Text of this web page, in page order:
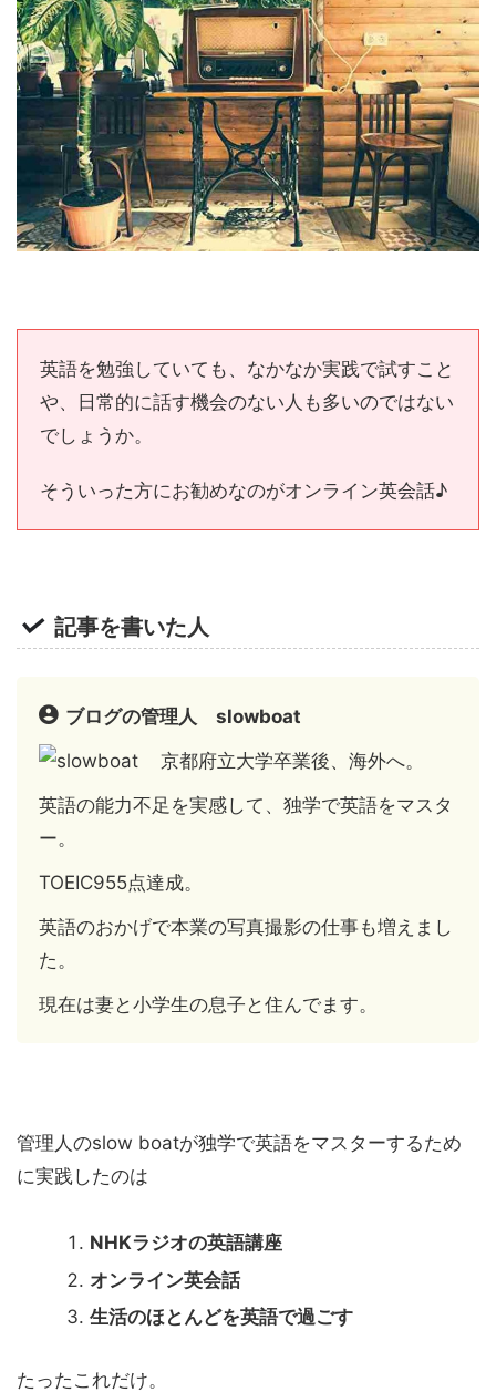
英語を勉強していても、なかなか実践で試すこと
や、日常的に話す機会のない人も多いのではない
でしょうか。
そういった方にお勧めなのがオンライン英会話♪
記事を書いた人
ブログの管理人 slowboat
京都府立大学卒業後、海外へ。
英語の能力不足を実感して、独学で英語をマスタ
ー。
TOEIC955点達成。
英語のおかげで本業の写真撮影の仕事も増えまし
た。
現在は妻と小学生の息子と住んでます。
管理人のslow boatが独学で英語をマスターするため
に実践したのは
NHKラジオの英語講座
オンライン英会話
生活のほとんどを英語で過ごす
たったこれだけ。